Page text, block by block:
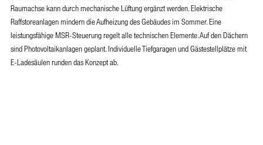
Raumachse kann durch mechanische Lüftung ergänzt werden. Elektrische
Raffstoreanlagen mindern die Aufheizung des Gebäudes im Sommer. Eine
leistungsfähige MSR-Steuerung regelt alle technischen Elemente. Auf den Dächern
sind Photovoltaikanlagen geplant. Individuelle Tiefgaragen und Gästestellplätze mit
E-Ladesäulen runden das Konzept ab.